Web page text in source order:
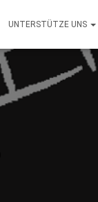
UNTERSTÜTZE UNS